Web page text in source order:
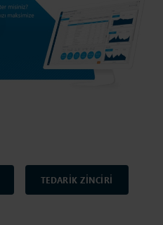
TEDARİK ZİNCİRİ